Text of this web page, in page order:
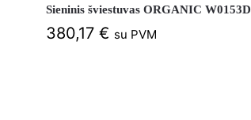
Sieninis šviestuvas ORGANIC W0153D
380,17 € su PVM